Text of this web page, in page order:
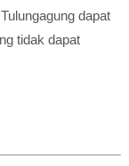
dapat
tidak dapat